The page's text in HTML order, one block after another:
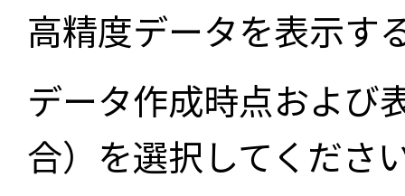
高精度データを表示す
データ作成時点および
合）を選択してくださ